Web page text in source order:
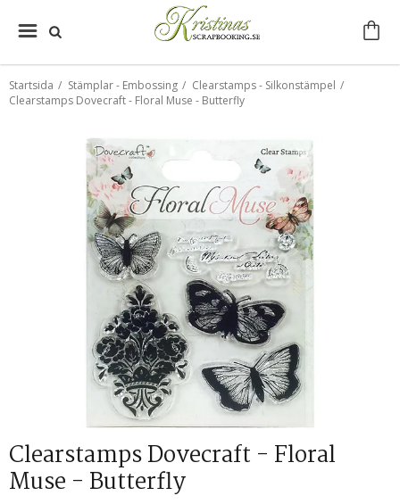
Startsida / Stämplar - Embossing / Clearstamps - Silkonstämpel /
Clearstamps Dovecraft - Floral Muse - Butterfly
Clearstamps Dovecraft - Floral
Muse - Butterfly